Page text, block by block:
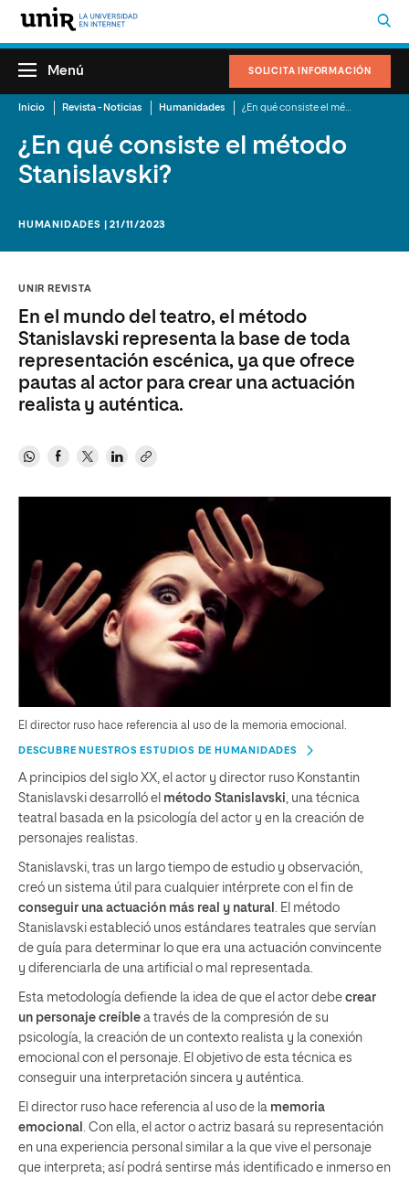
SOLICITA INFORMACIÓN
Menú
Inicio Revista - Noticias Humanidades
¿En qué consiste el método
Stanislavski?
HUMANIDADES | 21/11/2023
UNIR REVISTA
En el mundo del teatro, el método
Stanislavski representa la base de toda
representación escénica, ya que ofrece
pautas al actor para crear una actuación
realista y auténtica.
El director ruso hace referencia al uso de la memoria emocional.
DESCUBRE NUESTROS ESTUDIOS DE HUMANIDADES
A principios del siglo XX, el actor y director ruso Konstantin
Stanislavski desarrolló el método Stanislavski , una técnica
teatral basada en la psicología del actor y en la creación de
personajes realistas.
Stanislavski, tras un largo tiempo de estudio y observación,
creó un sistema útil para cualquier intérprete con el fin de
conseguir una actuación más real y natural
. El método
Stanislavski estableció unos estándares teatrales que servían
de guía para determinar lo que era una actuación convincente
y diferenciarla de una artificial o mal representada.
Esta metodología defiende la idea de que el actor debe crear
un personaje creíble a través de la compresión de su
psicología, la creación de un contexto realista y la conexión
emocional con el personaje. El objetivo de esta técnica es
conseguir una interpretación sincera y auténtica.
El director ruso hace referencia al uso de la memoria
emocional
. Con ella, el actor o actriz basará su representación
en una experiencia personal similar a la que vive el personaje
que interpreta; así podrá sentirse más identificado e inmerso en